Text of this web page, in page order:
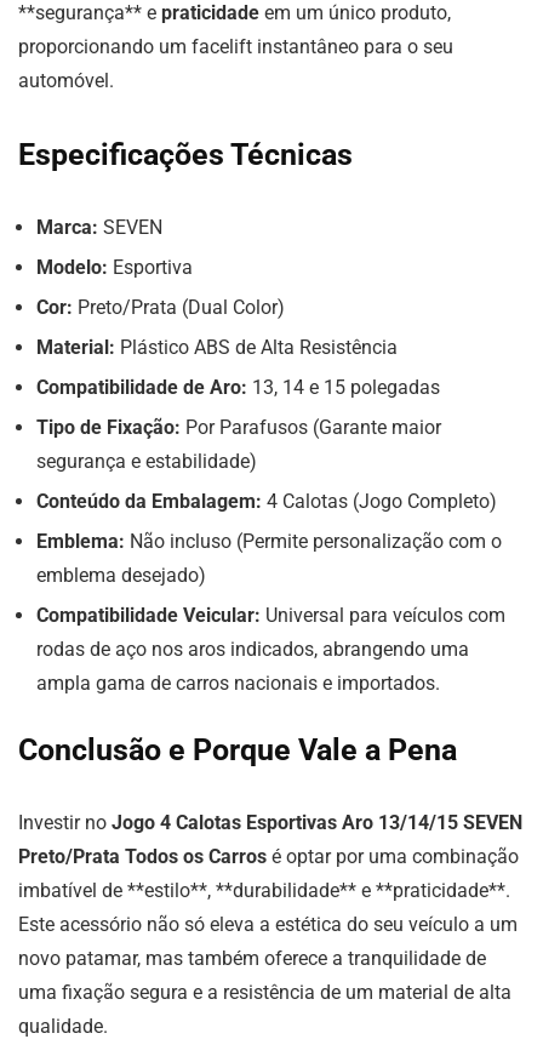
**segurança** e praticidade em um único produto,
proporcionando um facelift instantâneo para o seu
automóvel.
Especificações Técnicas
Marca: SEVEN
Modelo: Esportiva
Cor: Preto/Prata (Dual Color)
Material: Plástico ABS de Alta Resistência
Compatibilidade de Aro: 13, 14 e 15 polegadas
Tipo de Fixação: Por Parafusos (Garante maior
segurança e estabilidade)
Conteúdo da Embalagem: 4 Calotas (Jogo Completo)
Emblema: Não incluso (Permite personalização com o
emblema desejado)
Compatibilidade Veicular: Universal para veículos com
rodas de aço nos aros indicados, abrangendo uma
ampla gama de carros nacionais e importados.
Conclusão e Porque Vale a Pena
Investir no Jogo 4 Calotas Esportivas Aro 13/14/15 SEVEN
Preto/Prata Todos os Carros é optar por uma combinação
imbatível de **estilo**, **durabilidade** e **praticidade**.
Este acessório não só eleva a estética do seu veículo a um
novo patamar, mas também oferece a tranquilidade de
uma fixação segura e a resistência de um material de alta
qualidade.